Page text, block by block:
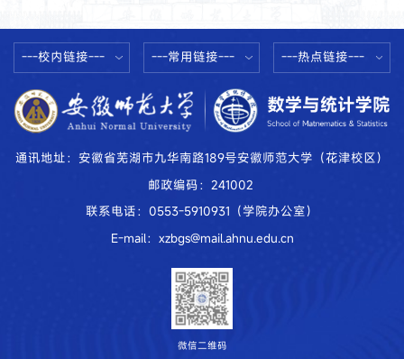
---校内链接--- ---常用链接--- ---热点链接---
通讯地址：安徽省芜湖市九华南路189号安徽师范大学（花津校区）
邮政编码：241002
联系电话：0553-5910931（学院办公室）
E-mail：xzbgs@mail.ahnu.edu.cn
微信二维码